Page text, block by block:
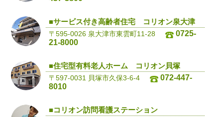
■サービス付き高齢者住宅 コリオン泉大津
〒595-0026 泉大津市東雲町11-28
0725-
21-8000
■住宅型有料老人ホーム コリオン貝塚
〒597-0031 貝塚市久保3-6-4
072-447-
8010
■コリオン訪問看護ステーション